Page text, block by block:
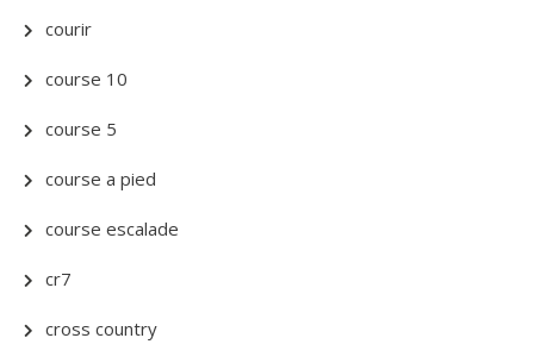
courir
course 10
course 5
course a pied
course escalade
cr7
cross country